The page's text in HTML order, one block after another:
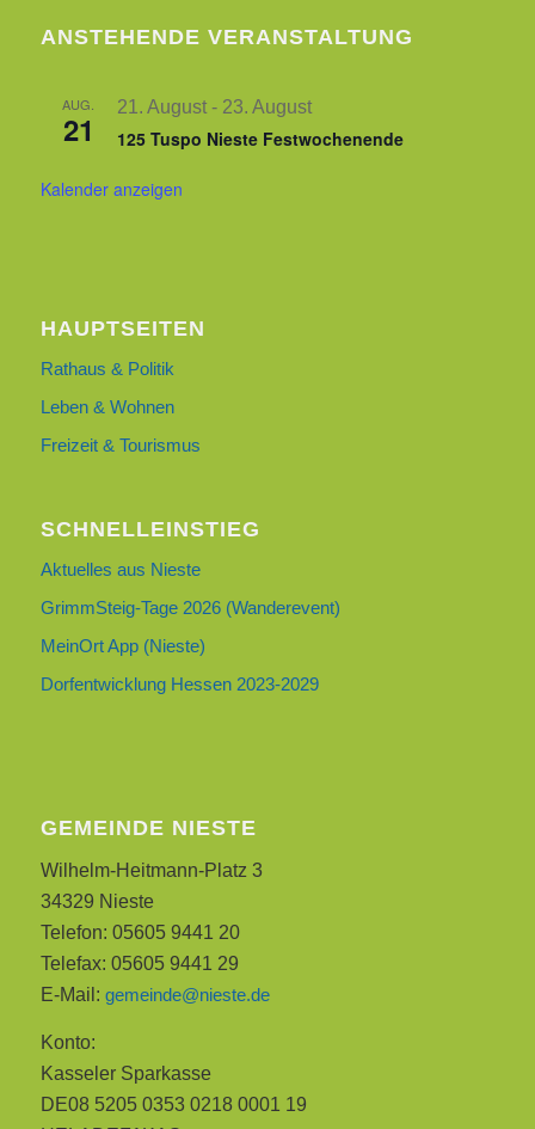
ANSTEHENDE VERANSTALTUNG
AUG.
21
21. August- 23. August
125 Tuspo Nieste Festwochenende
Kalender anzeigen
HAUPTSEITEN
Rathaus & Politik
Leben & Wohnen
Freizeit & Tourismus
SCHNELLEINSTIEG
Aktuelles aus Nieste
GrimmSteig-Tage 2026 (Wanderevent)
MeinOrt App (Nieste)
Dorfentwicklung Hessen 2023-2029
GEMEINDE NIESTE
Wilhelm-Heitmann-Platz 3
34329 Nieste
Telefon: 05605 9441 20
Telefax: 05605 9441 29
E-Mail: gemeinde@nieste.de
Konto:
Kasseler Sparkasse
DE08 5205 0353 0218 0001 19